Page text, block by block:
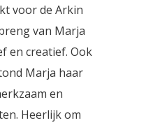
voor de Arkin
van Marja
en creatief. Ook
Marja haar
en
Heerlijk om